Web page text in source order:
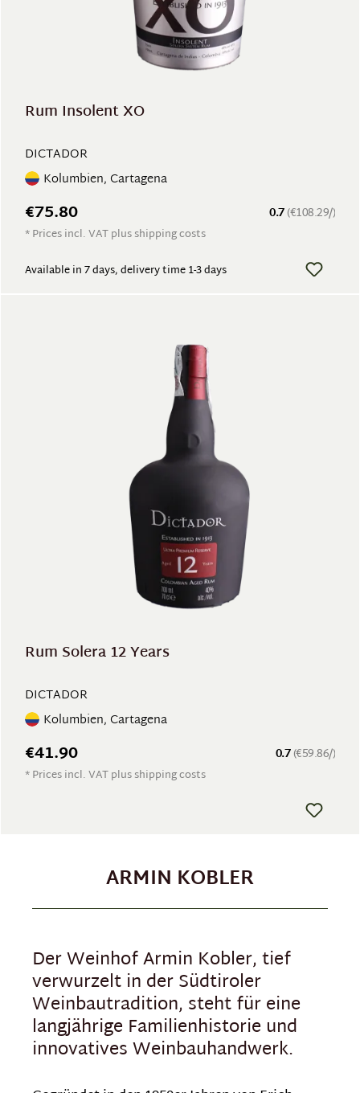
Rum Insolent XO
DICTADOR
Kolumbien, Cartagena
0.7(€108.29/)
€75.80
* Prices incl. VAT plus shipping costs
Available in 7 days, delivery time 1-3 days
Rum Solera 12 Years
DICTADOR
Kolumbien, Cartagena
0.7(€59.86/)
€41.90
* Prices incl. VAT plus shipping costs
ARMIN KOBLER
Der Weinhof Armin Kobler, tief
verwurzelt in der Südtiroler
Weinbautradition, steht für eine
langjährige Familienhistorie und
innovatives Weinbauhandwerk.